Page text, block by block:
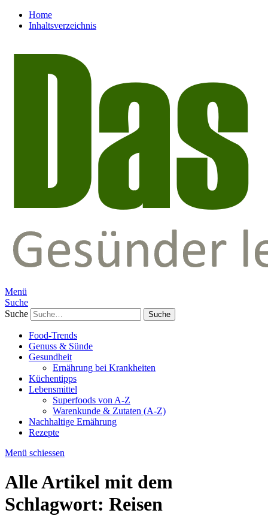
Home
Inhaltsverzeichnis
Menü
Suche
Suche
Food-Trends
Genuss & Sünde
Gesundheit
Ernährung bei Krankheiten
Küchentipps
Lebensmittel
Superfoods von A-Z
Warenkunde & Zutaten (A-Z)
Nachhaltige Ernährung
Rezepte
Menü schiessen
Alle Artikel mit dem
Schlagwort: Reisen